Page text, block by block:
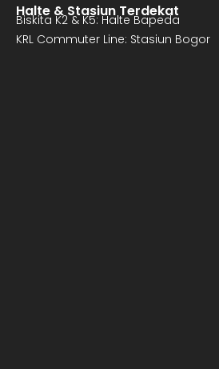
Halte & Stasiun Terdekat
Biskita K2 & K5: Halte Bapeda
KRL Commuter Line: Stasiun Bogor